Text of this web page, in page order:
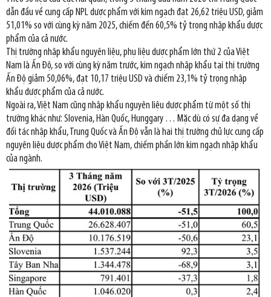
dẫn đầu về cung cấp NPL dược phẩm với kim ngạch đạt 26,62 triệu USD, giảm
51,01% so với cùng kỳ năm 2025, chiếm đến 60,5% tỷ trọng nhập khẩu dược
phẩm của cả nước.
Thị trường nhập khẩu nguyên liệu, phụ liệu dược phẩm lớn thứ 2 của Việt
Nam là Ấn Độ, so với cùng kỳ năm trước, kim ngạch nhập khẩu tại thị trường
Ấn Độ giảm 50,06%, đạt 10,17 triệu USD và chiếm 23,1% tỷ trọng nhập
khẩu dược phẩm của cả nước.
Ngoài ra, Việt Nam cũng nhập khẩu nguyên liệu dược phẩm từ một số thị
trường khác như: Slovenia, Hàn Quốc, Hunggary … Mặc dù có sự đa dạng về
đối tác nhập khẩu, Trung Quốc và Ấn Độ vẫn là hai thị trường chủ lực cung cấp
nguyên liệu dược phẩm cho Việt Nam, chiếm phần lớn kim ngạch nhập khẩu
của ngành.